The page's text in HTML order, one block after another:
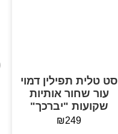
סט טלית תפילין דמוי
עור שחור אותיות
שקועות "יברכך"
₪249